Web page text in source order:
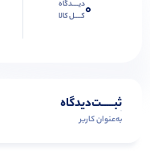
0دیــــدگاه
کــــل کالا
ثبـــــت‌دیدگاه
به‌عنوان کاربر